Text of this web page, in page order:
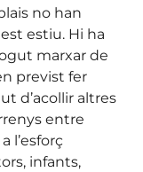
no han
estiu. Hi ha
marxar de
previst fer
d’acollir altres
entre
l’esforç
infants,